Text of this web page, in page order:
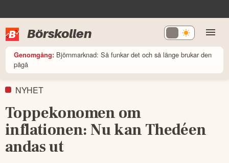
Börskollen
Genomgång: Björnmarknad: Så funkar det och så länge brukar den
pågå
NYHET
Toppekonomen om
inflationen: Nu kan Thedéen
andas ut